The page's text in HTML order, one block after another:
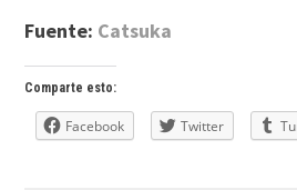
Fuente: Catsuka
Comparte esto:
Facebook Twitter